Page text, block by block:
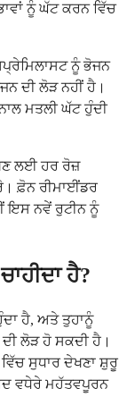
ਨੂੰ ਘੱਟ ਕਰਨ ਵਿੱਚ
ਨੂੰ ਭੋਜਨ
ਦੀ ਲੋੜ ਨਹੀਂ ਹੈ।
ਮਤਲੀ ਘੱਟ ਹੁੰਦੀ
ਲਈ ਹਰ ਰੋਜ਼
ਫ਼ੋਨ ਰੀਮਾਈਂਡਰ
ਇਸ ਨਵੇਂ ਰੁਟੀਨ ਨੂੰ
ਹੈ?
ਹੈ, ਅਤੇ ਤੁਹਾਨੂੰ
ਲੋੜ ਹੋ ਸਕਦੀ ਹੈ।
ਸੁਧਾਰ ਦੇਖਣਾ ਸ਼ੁਰੂ
ਵਧੇਰੇ ਮਹੱਤਵਪੂਰਨ